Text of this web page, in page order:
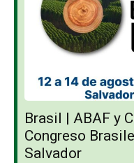
Brasil | ABAF y
Congreso
Salvador